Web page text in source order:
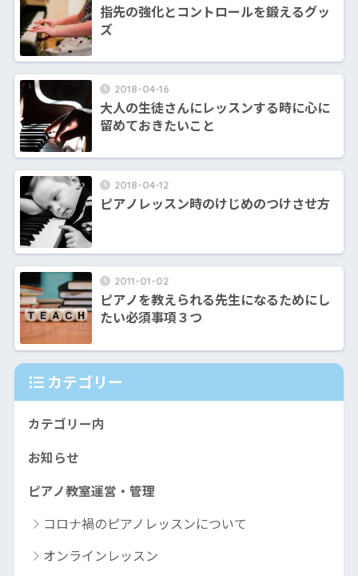
指先の強化とコントロールを鍛えるグッ
ズ
2018-04-16
大人の生徒さんにレッスンする時に心に
留めておきたいこと
2018-04-12
ピアノレッスン時のけじめのつけさせ方
2011-01-02
ピアノを教えられる先生になるためにし
たい必須事項３つ
カテゴリー
カテゴリー内
お知らせ
ピアノ教室運営・管理
コロナ禍のピアノレッスンについて
オンラインレッスン